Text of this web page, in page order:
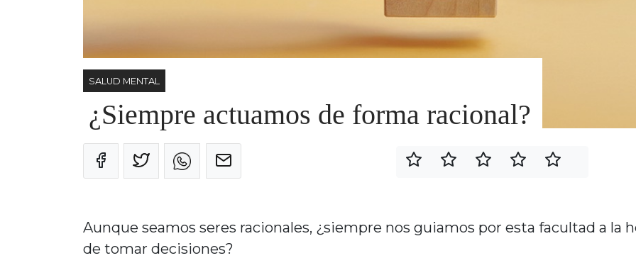
SALUD MENTAL
¿Siempre actuamos de forma racional?
Aunque seamos seres racionales, ¿siempre nos guiamos por esta facultad a la
de tomar decisiones?